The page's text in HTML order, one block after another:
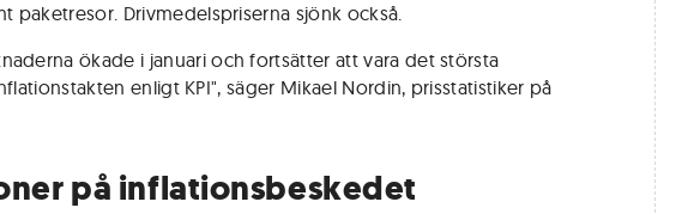
paketresor. Drivmedelspriserna sjönk också.
ökade i januari och fortsätter att vara det största
enligt KPI", säger Mikael Nordin, prisstatistiker på
på inflationsbeskedet